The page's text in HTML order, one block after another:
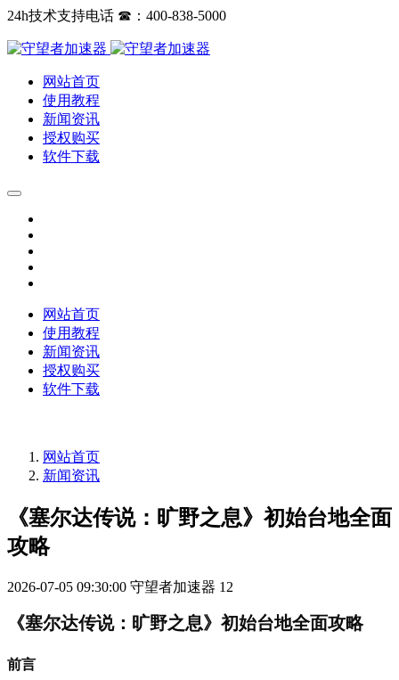
24h技术支持电话 ☎：400-838-5000
网站首页
使用教程
新闻资讯
授权购买
软件下载
网站首页
使用教程
新闻资讯
授权购买
软件下载
网站首页
新闻资讯
《塞尔达传说：旷野之息》初始台地全面
攻略
2026-07-05 09:30:00 守望者加速器 12
《塞尔达传说：旷野之息》初始台地全面攻略
前言